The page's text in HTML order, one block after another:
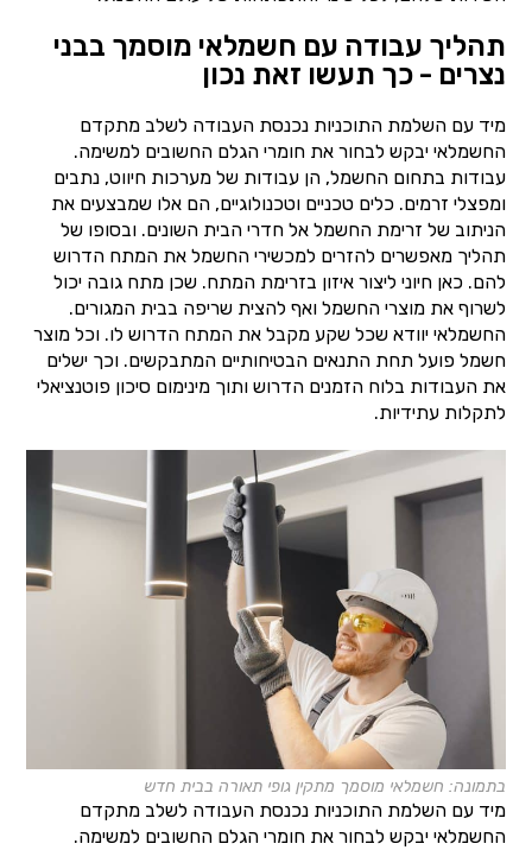
תהליך עבודה עם חשמלאי מוסמך בבני
נצרים - כך תעשו זאת נכון
מיד עם השלמת התוכניות נכנסת העבודה לשלב מתקדם
החשמלאי יבקש לבחור את חומרי הגלם החשובים למשימה.
עבודות בתחום החשמל, הן עבודות של מערכות חיווט, נתבים
ומפצלי זרמים. כלים טכניים וטכנולוגיים, הם אלו שמבצעים את
הניתוב של זרימת החשמל אל חדרי הבית השונים. ובסופו של
תהליך מאפשרים להזרים למכשירי החשמל את המתח הדרוש
להם. כאן חיוני ליצור איזון בזרימת המתח. שכן מתח גובה יכול
לשרוף את מוצרי החשמל ואף להצית שריפה בבית המגורים.
החשמלאי יוודא שכל שקע מקבל את המתח הדרוש לו. וכל מוצר
חשמל פועל תחת התנאים הבטיחותיים המתבקשים. וכך ישלים
את העבודות בלוח הזמנים הדרוש ותוך מינימום סיכון פוטנציאלי
לתקלות עתידיות.
בתמונה: חשמלאי מוסמך מתקין גופי תאורה בבית חדש
מיד עם השלמת התוכניות נכנסת העבודה לשלב מתקדם
החשמלאי יבקש לבחור את חומרי הגלם החשובים למשימה.